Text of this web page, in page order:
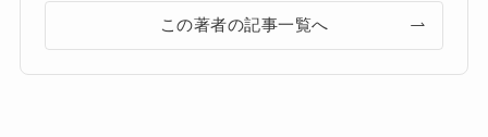
この著者の記事一覧へ